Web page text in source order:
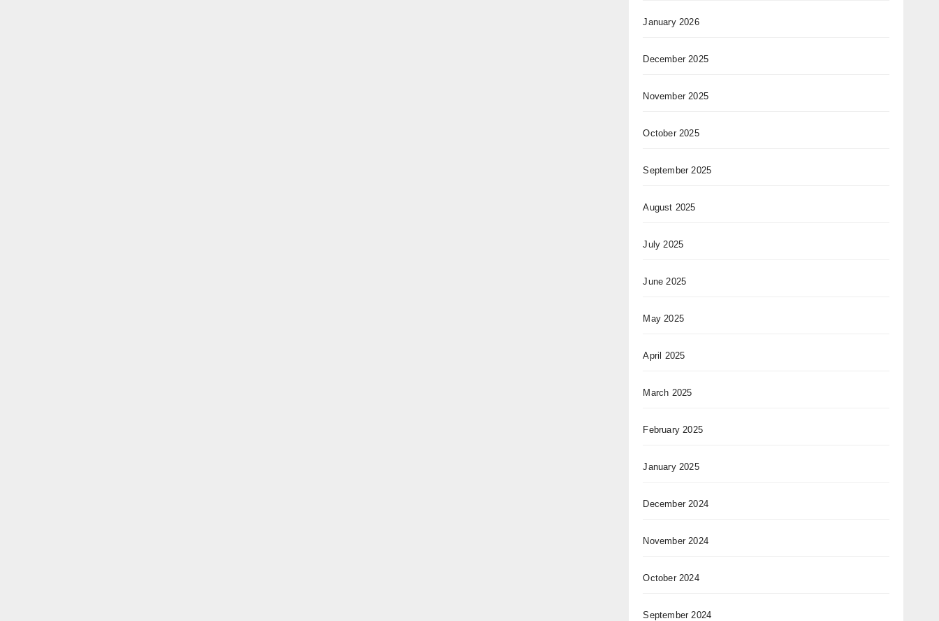
January 2026
December 2025
November 2025
October 2025
September 2025
August 2025
July 2025
June 2025
May 2025
April 2025
March 2025
February 2025
January 2025
December 2024
November 2024
October 2024
September 2024